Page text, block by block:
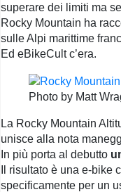
superare dei limiti ma
Rocky Mountain ha
sulle Alpi marittime
Ed eBikeCult c’era.
Photo by Matt
La Rocky Mountain
unisce alla nota
In più porta al debutto
Il risultato è una e-
specificamente per un